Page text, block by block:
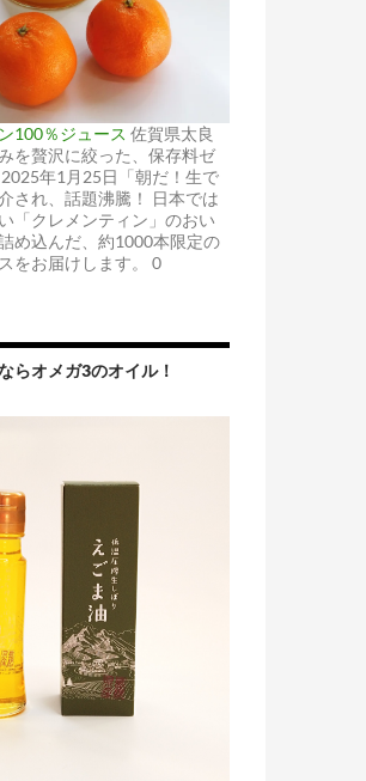
100％ジュース 佐賀県太良
を贅沢に絞った、保存料ゼ
年1月25日「朝だ！生で
され、話題沸騰！ 日本では
「クレメンティン」のおい
め込んだ、約1000本限定の
をお届けします。 0
らオメガ3のオイル！